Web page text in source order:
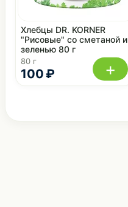
100 ₽
Хлебцы DR. KORNER
"Рисовые" со сметаной и
зеленью 80 г
80 г +